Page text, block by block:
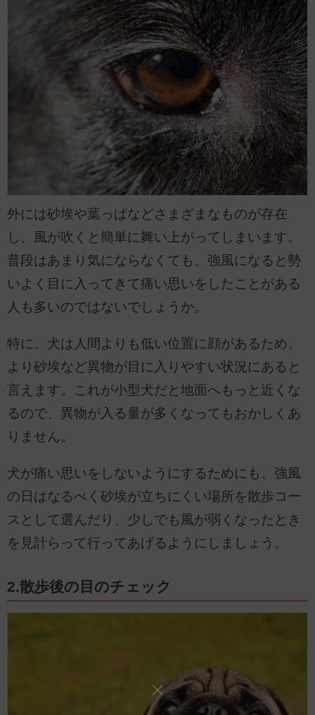
外には砂埃や葉っぱなどさまざまなものが存在
し、風が吹くと簡単に舞い上がってしまいます。
普段はあまり気にならなくても、強風になると勢
いよく目に入ってきて痛い思いをしたことがある
人も多いのではないでしょうか。
特に、犬は人間よりも低い位置に顔があるため、
より砂埃など異物が目に入りやすい状況にあると
言えます。これが小型犬だと地面へもっと近くな
るので、異物が入る量が多くなってもおかしくあ
りません。
犬が痛い思いをしないようにするためにも、強風
の日はなるべく砂埃が立ちにくい場所を散歩コー
スとして選んだり、少しでも風が弱くなったとき
を見計らって行ってあげるようにしましょう。
2.散歩後の目のチェック